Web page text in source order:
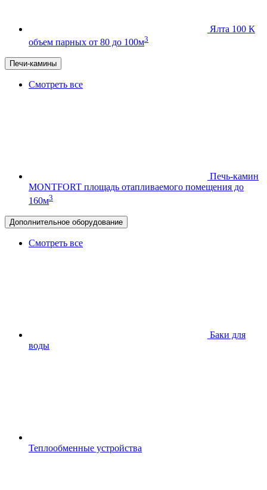
Ялта 100 К
объем парных от 80 до 100м3
Печи-камины
Смотреть все
Печь-камин
MONTFORT площадь отапливаемого помещения до
160м3
Дополнительное оборудование
Смотреть все
Баки для
воды
Теплообменные устройства